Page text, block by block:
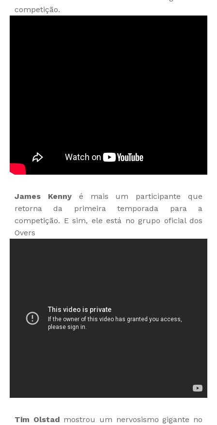
competição.
James Kennyé mais um participante que
retorna da primeira temporada para a
competição. E sim, ele está no grupo oficial dos
Overs
Tim Olstad mostrou um nervosismo gigante no